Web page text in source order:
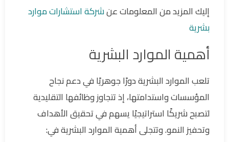
إليك المزيد من المعلومات عنشركة استشارات موارد
بشرية
أهمية الموارد البشرية
تلعب الموارد البشرية دورًا جوهريًا في دعم نجاح
المؤسسات واستدامتها، إذ تتجاوز وظائفها التقليدية
لتصبح شريكًا استراتيجيًا يسهم في تحقيق الأهداف
وتحفيز النمو. وتتجلى أهمية الموارد البشرية في: